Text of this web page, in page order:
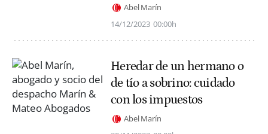
Abel Marín
14/12/2023 00:00h
Heredar de un hermano o
de tío a sobrino: cuidado
con los impuestos
Abel Marín